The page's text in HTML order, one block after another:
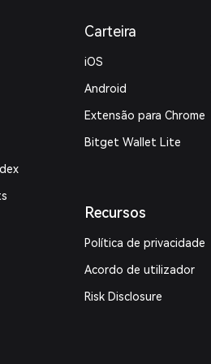
Carteira
iOS
Android
Extensão para Chrome
Bitget Wallet Lite
Recursos
Política de privacidade
Acordo de utilizador
Risk Disclosure